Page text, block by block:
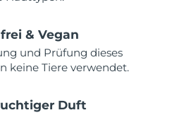
& Vegan
und Prüfung dieses
keine Tiere verwendet.
Duft
Erwartete Lieferung
10/08/2026